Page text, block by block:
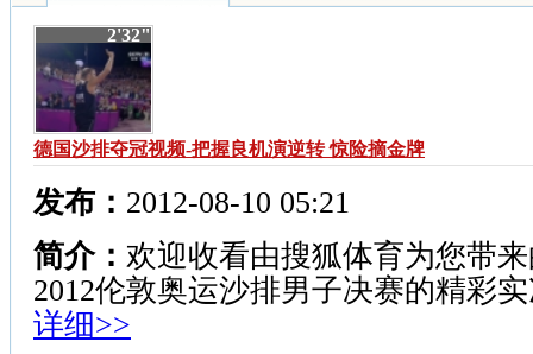
2'32"
德国沙排夺冠视频-把握良机演逆转 惊险摘金牌
发布： 2012-08-10 05:21
简介： 欢迎收看由搜狐体育为您带
2012伦敦奥运沙排男子决赛的精彩
详细>>